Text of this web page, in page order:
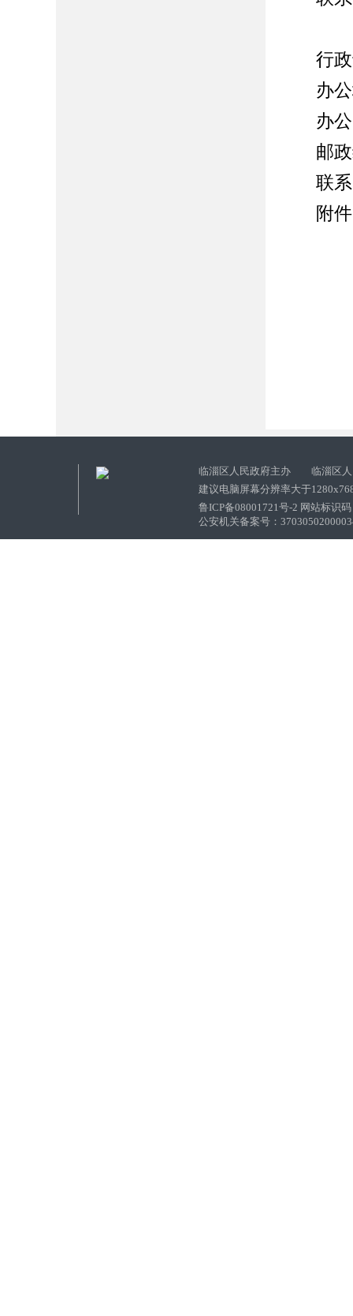
行政
办公
办公
邮政
联系
附件
临淄区人民政府主办 临淄区人
建议电脑屏幕分辨率大于
鲁ICP备08001721号-2 网站标识
公安机关备案号：